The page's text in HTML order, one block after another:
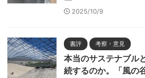
2025/10/9
書評 考察・意見
本当のサステナブル
続するのか。「風の